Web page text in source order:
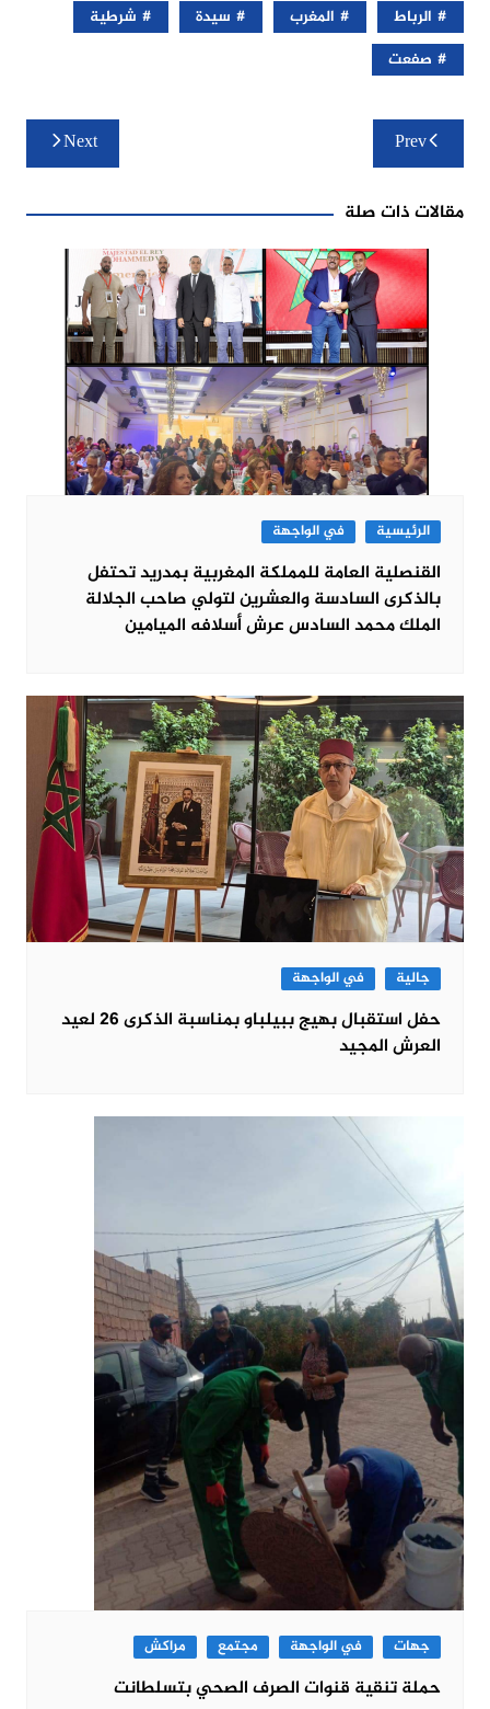
الرباط المغرب سيدة
شرطية
صفعت
تصفّح
المقالات
Prev
Next
مقالات ذات صلة
الرئيسية في الواجهة
القنصلية العامة للمملكة المغربية بمدريد تحتفل
بالذكرى السادسة والعشرين لتولي صاحب الجلالة
الملك محمد السادس عرش أسلافه الميامين
جالية في الواجهة
حفل استقبال بهيج ببيلباو بمناسبة الذكرى 26 لعيد
العرش المجيد
جهات في الواجهة مجتمع مراكش
حملة تنقية قنوات الصرف الصحي بتسلطانت